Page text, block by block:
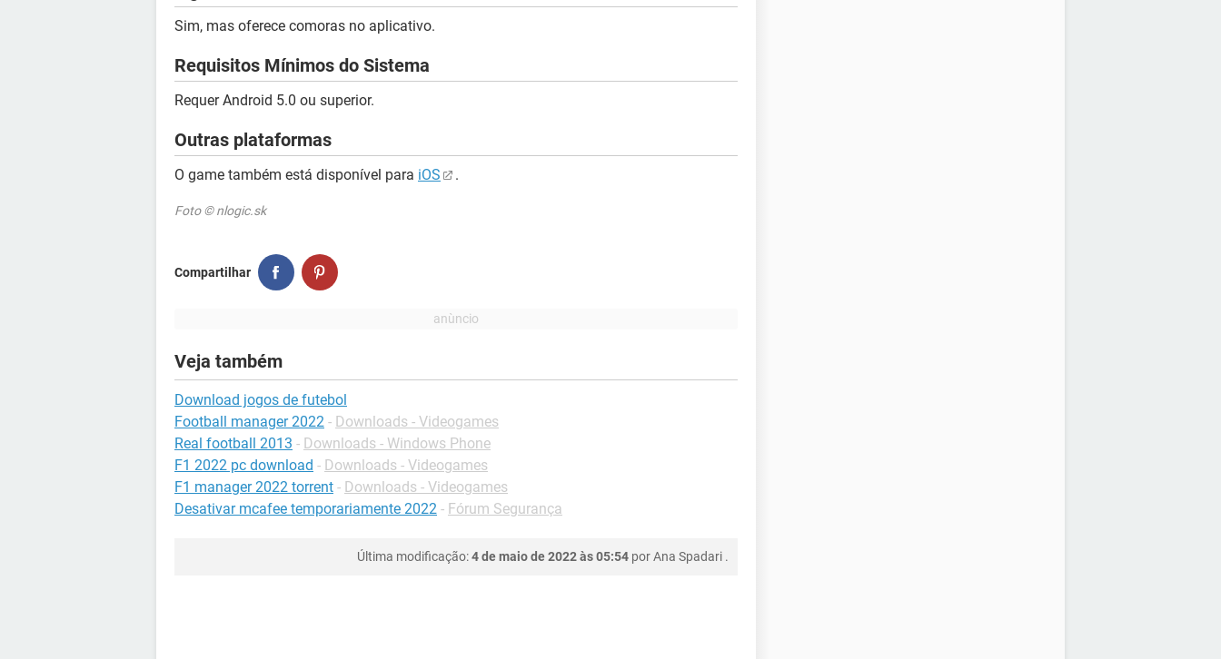
Sim, mas oferece comoras no aplicativo.
Requisitos Mínimos do Sistema
Requer Android 5.0 ou superior.
Outras plataformas
O game também está disponível para iOS .
Foto © nlogic.sk
Compartilhar
Veja também
Download jogos de futebol
Football manager 2022 - Downloads - Videogames
Real football 2013 - Downloads - Windows Phone
F1 2022 pc download - Downloads - Videogames
F1 manager 2022 torrent - Downloads - Videogames
Desativar mcafee temporariamente 2022 - Fórum Segurança
Última modificação:4 de maio de 2022 às 05:54 porAna Spadari .